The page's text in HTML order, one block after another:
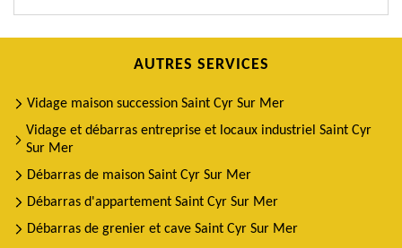
AUTRES SERVICES
Vidage maison succession Saint Cyr Sur Mer
Vidage et débarras entreprise et locaux industriel Saint Cyr
Sur Mer
Débarras de maison Saint Cyr Sur Mer
Débarras d'appartement Saint Cyr Sur Mer
Débarras de grenier et cave Saint Cyr Sur Mer